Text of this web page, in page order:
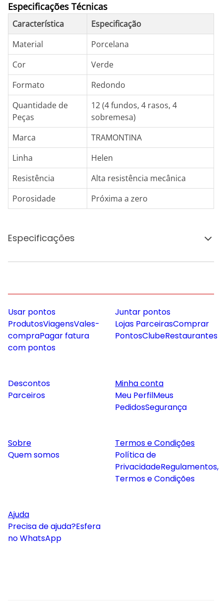
Especificações Técnicas
Característica
Especificação
Material
Porcelana
Cor
Verde
Formato
Redondo
Quantidade de
Peças
12 (4 fundos, 4 rasos, 4
sobremesa)
Marca
TRAMONTINA
Linha
Helen
Resistência
Alta resistência mecânica
Porosidade
Próxima a zero
Especificações
Usar pontos
ProdutosViagensVales-
compraPagar fatura
com pontos
Juntar pontos
Lojas ParceirasComprar
PontosClubeRestaurantes
Descontos
Parceiros
Minha conta
Meu PerfilMeus
PedidosSegurança
Sobre
Quem somos
Termos e Condições
Política de
PrivacidadeRegulamentos,
Termos e Condições
Ajuda
Precisa de ajuda?Esfera
no WhatsApp